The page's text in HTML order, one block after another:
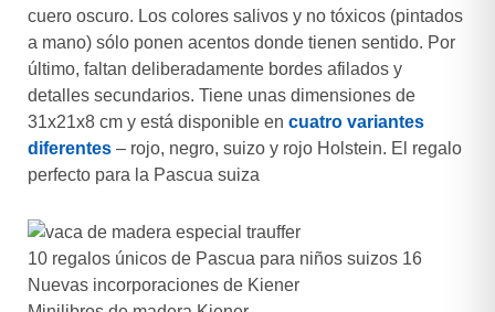
cuero oscuro. Los colores salivos y no tóxicos (pintados
a mano) sólo ponen acentos donde tienen sentido. Por
último, faltan deliberadamente bordes afilados y
detalles secundarios. Tiene unas dimensiones de
31x21x8 cm y está disponible en cuatro variantes
diferentes – rojo, negro, suizo y rojo Holstein. El regalo
perfecto para la Pascua suiza
10 regalos únicos de Pascua para niños suizos 16
Nuevas incorporaciones de Kiener